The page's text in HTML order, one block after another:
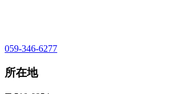
059-346-6277
所在地